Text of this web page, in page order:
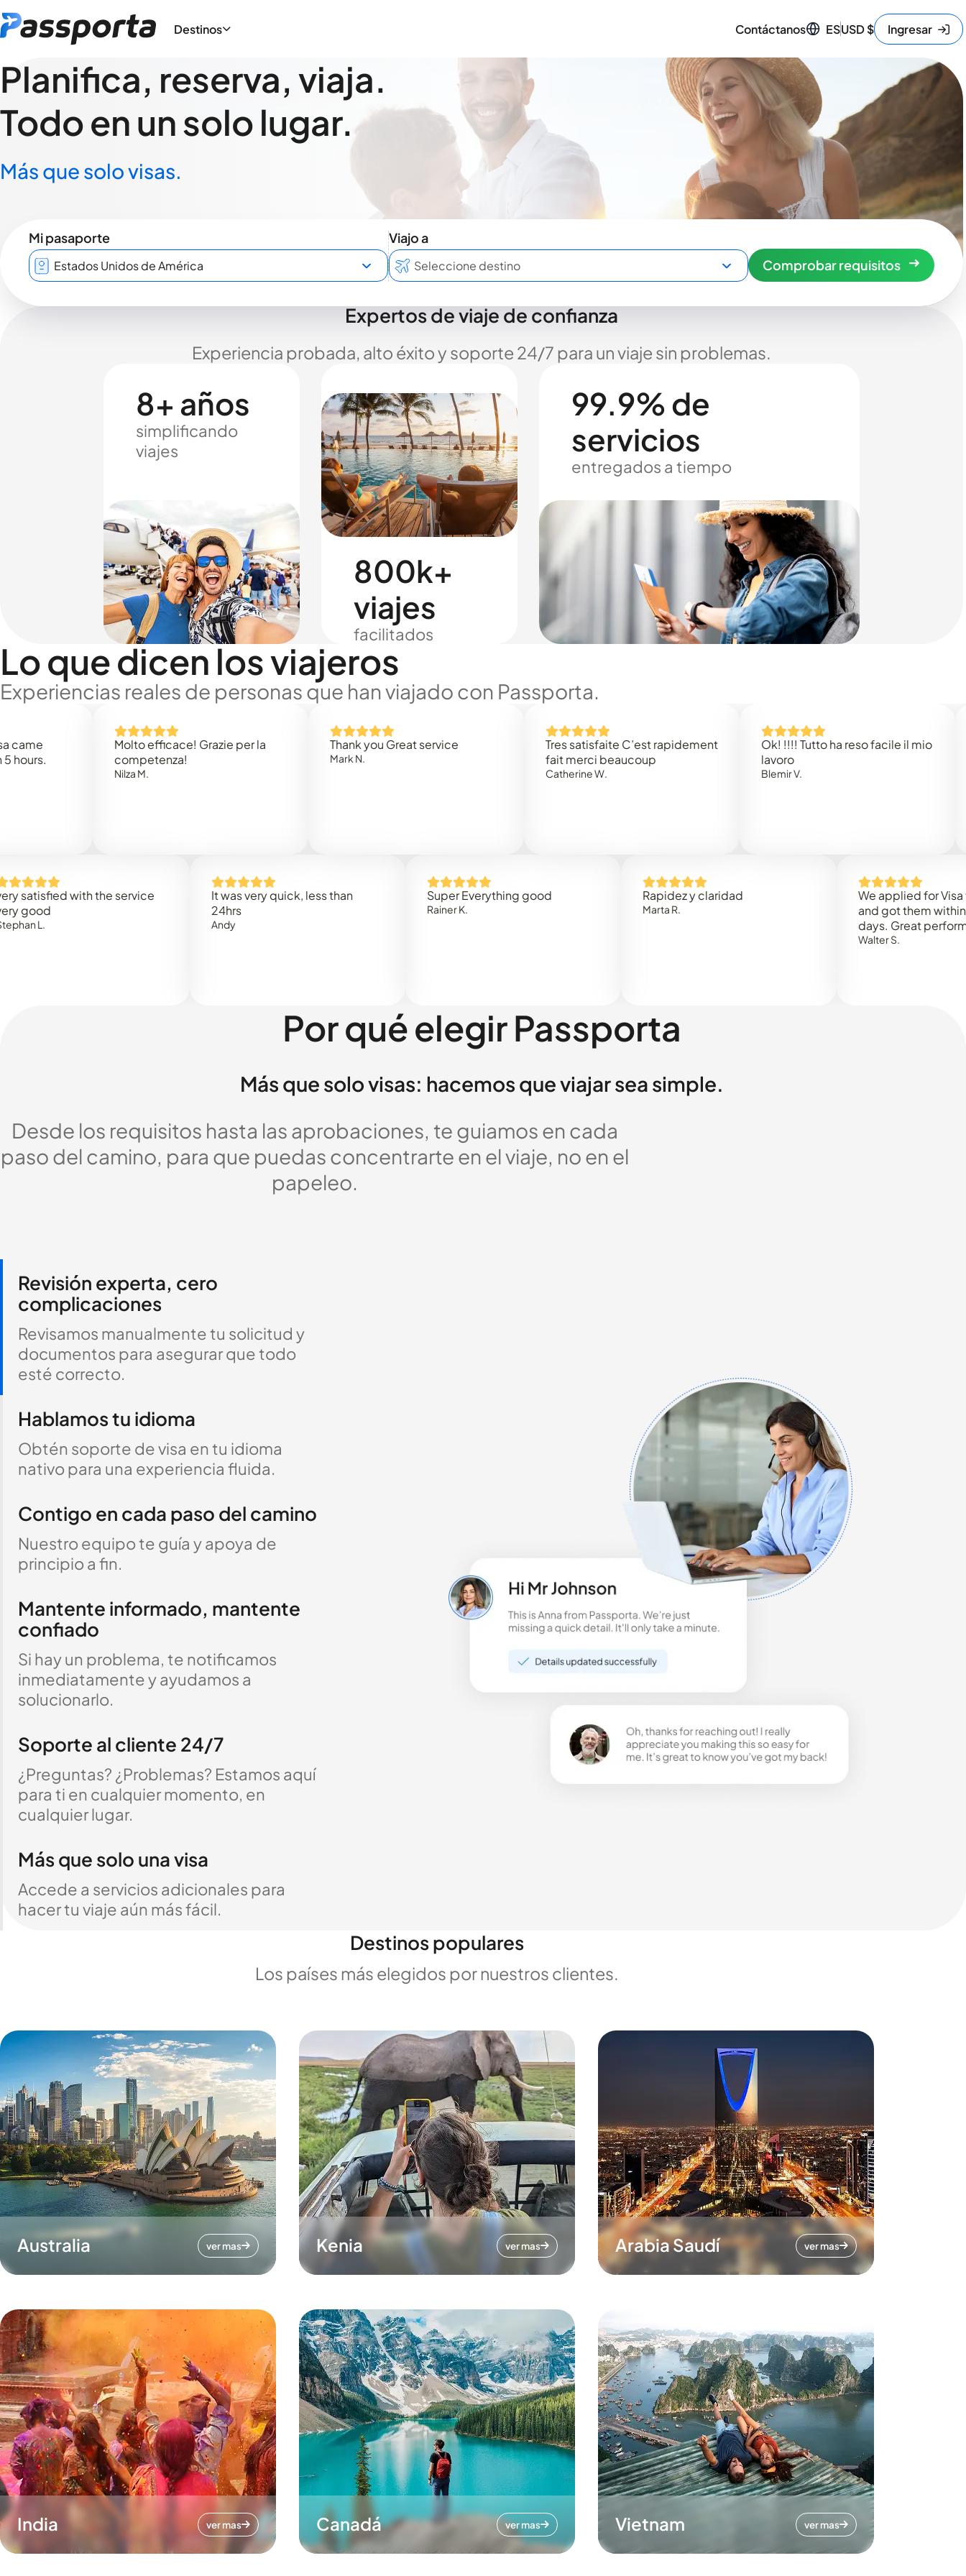
Destinos Contáctanos ESUSD$ Ingresar
Planifica, reserva, viaja.
Todo en un solo lugar.
Más que solo visas.
Mi pasaporte
Viajo a
Comprobar requisitos
Expertos de viaje de confianza
Experiencia probada, alto éxito y soporte 24/7 para un viaje sin problemas.
8+ años
simplificando
viajes
800k+
viajes
facilitados
99.9% de
servicios
entregados a tiempo
Lo que dicen los viajeros
Experiencias reales de personas que han viajado con Passporta.
Molto efficace! Grazie per la
competenza!
Thank you Great service
Tres satisfaite C’est rapidement
fait merci beaucoup
Catherine W.
Ok! !!!! Tutto ha reso facile il mio
with the service
It was very quick, less than
Super Everything good Rapidez y claridad
We applied for Visa to
and got them within 3
days. Great performance!
Walter S.
Por qué elegir Passporta
Más que solo visas: hacemos que viajar sea simple.
Desde los requisitos hasta las aprobaciones, te guiamos en cada
paso del camino, para que puedas concentrarte en el viaje, no en el
papeleo.
Revisión experta, cero
complicaciones
Revisamos manualmente tu solicitud y
documentos para asegurar que todo
esté correcto.
Hablamos tu idioma
Obtén soporte de visa en tu idioma
nativo para una experiencia fluida.
Contigo en cada paso del camino
Nuestro equipo te guía y apoya de
principio a fin.
Mantente informado, mantente
confiado
Si hay un problema, te notificamos
inmediatamente y ayudamos a
solucionarlo.
Soporte al cliente 24/7
¿Preguntas? ¿Problemas? Estamos aquí
para ti en cualquier momento, en
cualquier lugar.
Más que solo una visa
Accede a servicios adicionales para
hacer tu viaje aún más fácil.
Destinos populares
Los países más elegidos por nuestros clientes.
Australia ver mas Kenia ver mas Arabia Saudí ver mas
India ver mas Canadá ver mas Vietnam ver mas